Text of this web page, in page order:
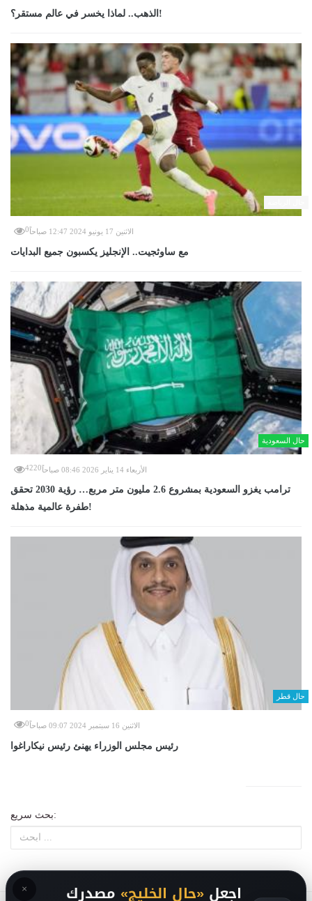
الذهب.. لماذا يخسر في عالم مستقر؟!
الاثنين 17 يونيو 2024 12:47 صباحاً 0
مع ساوثجيت.. الإنجليز يكسبون جميع البدايات
حال السعودية
الأربعاء 14 يناير 2026 08:46 صباحاً 4220
ترامب يغزو السعودية بمشروع 2.6 مليون متر مربع… رؤية 2030 تحقق
طفرة عالمية مذهلة!
حال قطر
الاثنين 16 سبتمبر 2024 09:07 صباحاً 0
رئيس مجلس الوزراء يهنئ رئيس نيكاراغوا
بحث سريع:
× اجعل «حال الخليج» مصدرك